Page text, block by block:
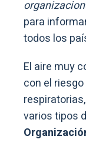
para
todos los
El aire muy
con el
varios tipos